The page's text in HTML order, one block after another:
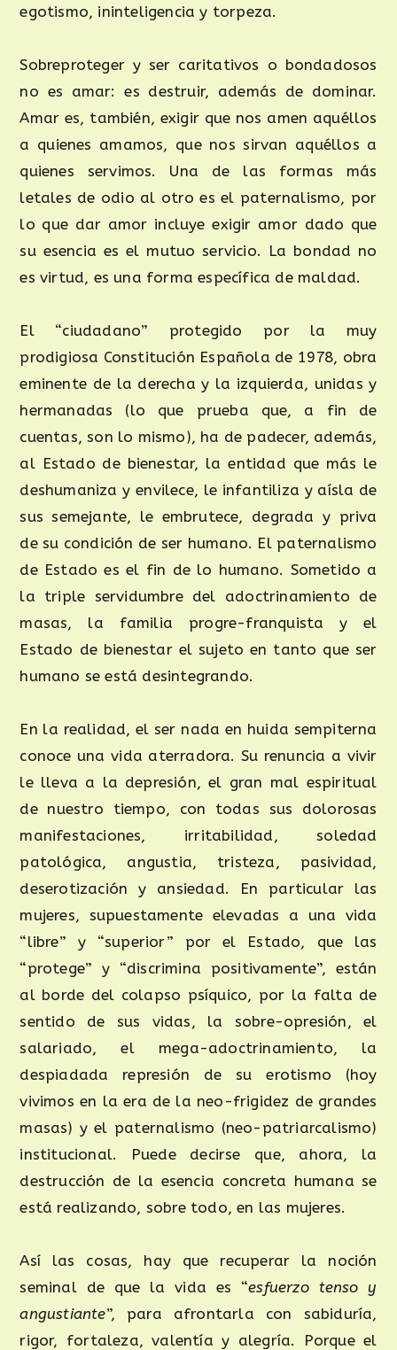
egotismo, ininteligencia y torpeza.
Sobreproteger y ser caritativos o bondadosos
no es amar: es destruir, además de dominar.
Amar es, también, exigir que nos amen aquéllos
a quienes amamos, que nos sirvan aquéllos a
quienes servimos. Una de las formas más
letales de odio al otro es el paternalismo, por
lo que dar amor incluye exigir amor dado que
su esencia es el mutuo servicio. La bondad no
es virtud, es una forma específica de maldad.
El “ciudadano” protegido por la muy
prodigiosa Constitución Española de 1978, obra
eminente de la derecha y la izquierda, unidas y
hermanadas (lo que prueba que, a fin de
cuentas, son lo mismo), ha de padecer, además,
al Estado de bienestar, la entidad que más le
deshumaniza y envilece, le infantiliza y aísla de
sus semejante, le embrutece, degrada y priva
de su condición de ser humano. El paternalismo
de Estado es el fin de lo humano. Sometido a
la triple servidumbre del adoctrinamiento de
masas, la familia progre-franquista y el
Estado de bienestar el sujeto en tanto que ser
humano se está desintegrando.
En la realidad, el ser nada en huida sempiterna
conoce una vida aterradora. Su renuncia a vivir
le lleva a la depresión, el gran mal espiritual
de nuestro tiempo, con todas sus dolorosas
manifestaciones, irritabilidad, soledad
patológica, angustia, tristeza, pasividad,
deserotización y ansiedad. En particular las
mujeres, supuestamente elevadas a una vida
“libre” y “superior” por el Estado, que las
“protege” y “discrimina positivamente”, están
al borde del colapso psíquico, por la falta de
sentido de sus vidas, la sobre-opresión, el
salariado, el mega-adoctrinamiento, la
despiadada represión de su erotismo (hoy
vivimos en la era de la neo-frigidez de grandes
masas) y el paternalismo (neo-patriarcalismo)
institucional. Puede decirse que, ahora, la
destrucción de la esencia concreta humana se
está realizando, sobre todo, en las mujeres.
Así las cosas, hay que recuperar la noción
seminal de que la vida es “esfuerzo tenso y
angustiante”, para afrontarla con sabiduría,
rigor, fortaleza, valentía y alegría. Porque el